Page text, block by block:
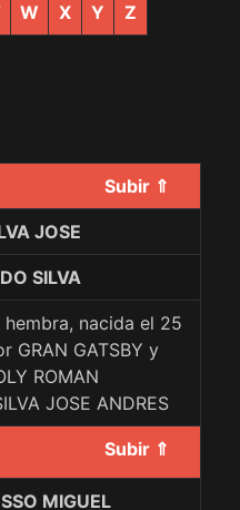
W X Y Z
Subir ⇑
JOSE
SILVA
hembra, nacida el 25
GRAN GATSBY y
ROMAN
JOSE ANDRES
Subir ⇑
MIGUEL